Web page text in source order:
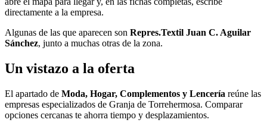
directamente a la empresa.
Algunas de las que aparecen son Repres.Textil Juan C. Aguilar
Sánchez, junto a muchas otras de la zona.
Un vistazo a la oferta
El apartado de Moda, Hogar, Complementos y Lencería reúne las
empresas especializados de Granja de Torrehermosa. Comparar
opciones cercanas te ahorra tiempo y desplazamientos.